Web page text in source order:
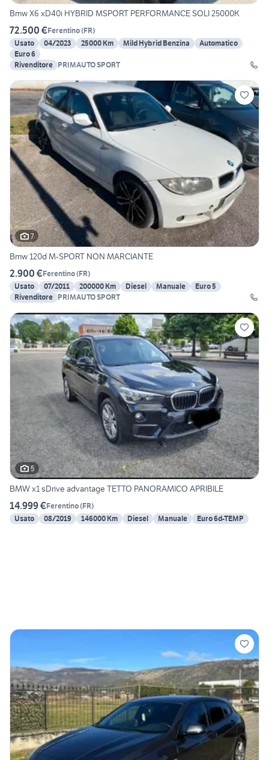
Bmw X6 xD40i HYBRID MSPORT PERFORMANCE SOLI 25000K
72.500 €Ferentino(FR)
Usato
04/2023 25000 Km Mild Hybrid Benzina
Automatico
Euro 6
Rivenditore PRIMAUTO SPORT
7
Bmw 120d M-SPORT NON MARCIANTE
2.900 €Ferentino(FR)
Usato
07/2011 200000 Km Diesel Manuale
Euro 5
Rivenditore PRIMAUTO SPORT
5
BMW x1 sDrive advantage TETTO PANORAMICO APRIBILE
14.999 €Ferentino(FR)
Usato
08/2019 146000 Km Diesel Manuale Euro 6d-TEMP